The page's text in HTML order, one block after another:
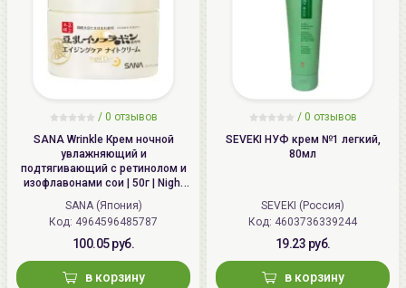
/ 0 отзывов
SANA Wrinkle Крем ночной
увлажняющий и
подтягивающий с ретинолом и
изофлавонами сои | 50г | Night
Wrinkle Cream
SANA (Япония)
Код: 4964596485787
100.05 руб.
в корзину
/ 0 отзывов
SEVEKI НУФ крем №1 легкий,
80мл
SEVEKI (Россия)
Код: 4603736339244
19.23 руб.
в корзину